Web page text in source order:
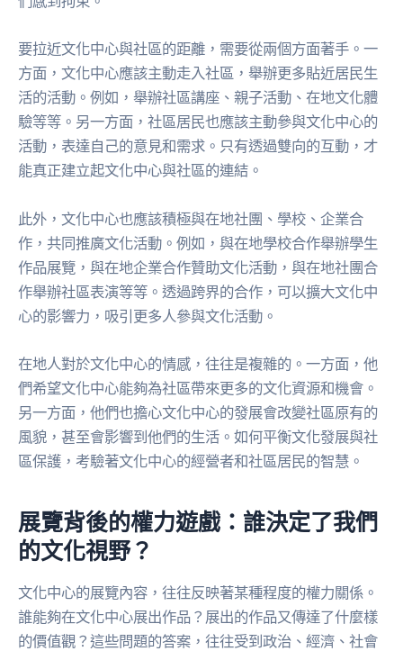
要拉近文化中心與社區的距離，需要從兩個方面著手。一
方面，文化中心應該主動走入社區，舉辦更多貼近居民生
活的活動。例如，舉辦社區講座、親子活動、在地文化體
驗等等。另一方面，社區居民也應該主動參與文化中心的
活動，表達自己的意見和需求。只有透過雙向的互動，才
能真正建立起文化中心與社區的連結。
此外，文化中心也應該積極與在地社團、學校、企業合
作，共同推廣文化活動。例如，與在地學校合作舉辦學生
作品展覽，與在地企業合作贊助文化活動，與在地社團合
作舉辦社區表演等等。透過跨界的合作，可以擴大文化中
心的影響力，吸引更多人參與文化活動。
在地人對於文化中心的情感，往往是複雜的。一方面，他
們希望文化中心能夠為社區帶來更多的文化資源和機會。
另一方面，他們也擔心文化中心的發展會改變社區原有的
風貌，甚至會影響到他們的生活。如何平衡文化發展與社
區保護，考驗著文化中心的經營者和社區居民的智慧。
展覽背後的權力遊戲：誰決定了我們
的文化視野？
文化中心的展覽內容，往往反映著某種程度的權力關係。
誰能夠在文化中心展出作品？展出的作品又傳達了什麼樣
的價值觀？這些問題的答案，往往受到政治、經濟、社會